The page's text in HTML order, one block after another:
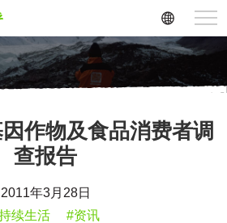
作物及食品消费者调
查报告
2011年3月28日
续生活
#资讯